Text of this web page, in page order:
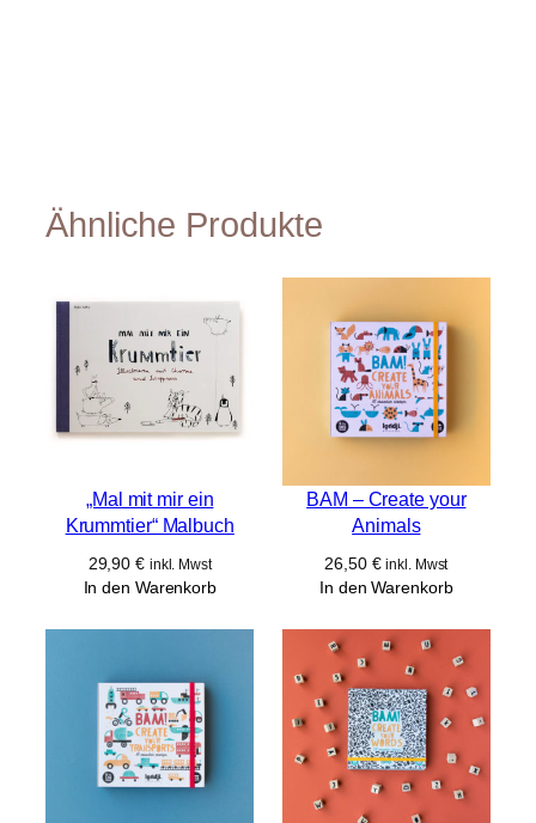
g
e
Ähnliche Produkte
„Mal mit mir ein
Krummtier“ Malbuch
29,90€ inkl. Mwst
In den Warenkorb
BAM – Create your
Animals
26,50 € inkl. Mwst
In den Warenkorb